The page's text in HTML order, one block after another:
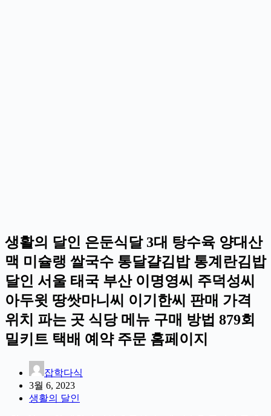
생활의 달인 은둔식달 3대 탕수육 양대산
맥 미슐랭 쌀국수 통달걀김밥 통계란김밥
달인 서울 태국 부산 이명영씨 주덕성씨
아두윗 땅쌋마니씨 이기한씨 판매 가격
위치 파는 곳 식당 메뉴 구매 방법 879회
밀키트 택배 예약 주문 홈페이지
잡학다식
3월 6, 2023
생활의 달인